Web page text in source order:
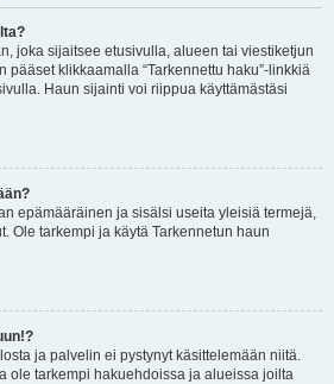
joka sijaitsee etusivulla, alueen tai viestiketjun
pääset klikkaamalla “Tarkennettu haku”-linkkiä
Haun sijainti voi riippua käyttämästäsi
epämääräinen ja sisälsi useita yleisiä termejä,
Ole tarkempi ja käytä Tarkennetun haun
ja palvelin ei pystynyt käsittelemään niitä.
ole tarkempi hakuehdoissa ja alueissa joilta